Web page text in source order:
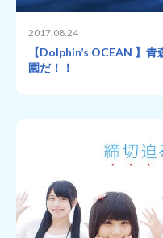
2017.08.24
【Dolphin’s OCEAN 】
園だ！！